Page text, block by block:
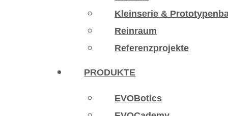
Kleinserie &
Reinraum
Referenzprojekte
PRODUKTE
EVOBotics